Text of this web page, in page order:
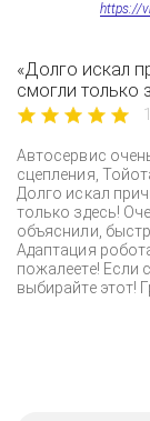
https://
«Долго искал
смогли только
Автосервис
сцепления,
Долго искал
только здесь!
объяснили,
Адаптация
пожалеете! Если
выбирайте этот!